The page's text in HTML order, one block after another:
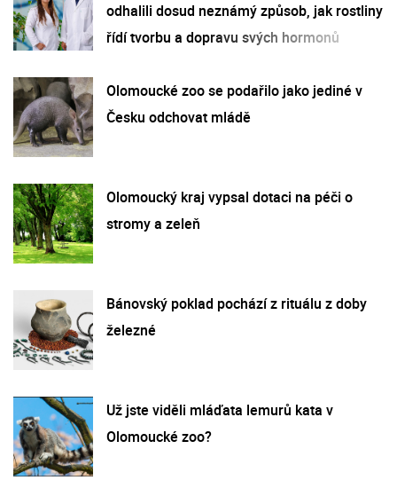
odhalili dosud neznámý způsob, jak rostliny
řídí tvorbu a dopravu svých hormonů
Olomoucké zoo se podařilo jako jediné v
Česku odchovat mládě
Olomoucký kraj vypsal dotaci na péči o
stromy a zeleň
Bánovský poklad pochází z rituálu z doby
železné
Už jste viděli mláďata lemurů kata v
Olomoucké zoo?